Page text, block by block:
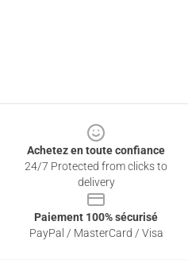
Achetez en toute confiance
24/7 Protected from clicks to
delivery
Paiement 100% sécurisé
PayPal / MasterCard / Visa